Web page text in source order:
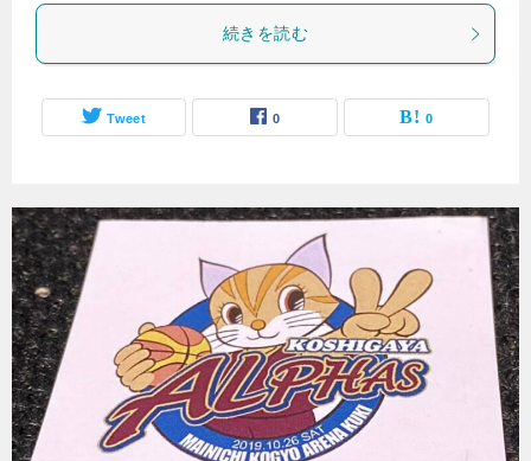
続きを読む
Tweet 0 0